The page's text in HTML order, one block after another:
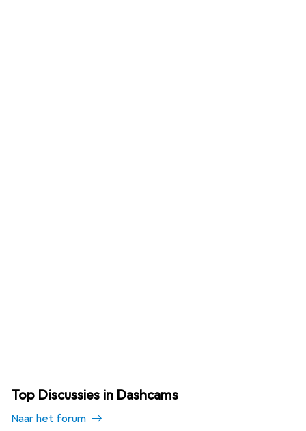
Top Discussies in Dashcams
Naar het forum